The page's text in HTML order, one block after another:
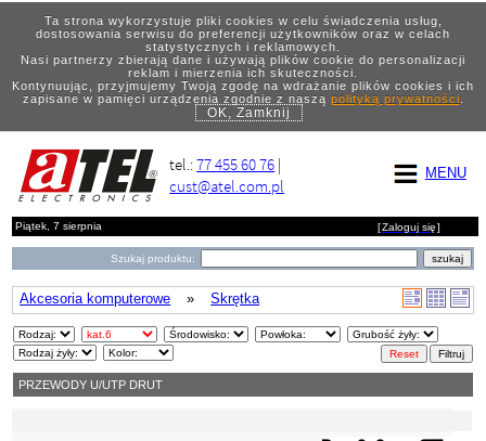
Ta strona wykorzystuje pliki cookies w celu świadczenia usług,
dostosowania serwisu do preferencji użytkowników oraz w celach
statystycznych i reklamowych.
Nasi partnerzy zbierają dane i używają plików cookie do personalizacji
reklam i mierzenia ich skuteczności.
Kontynuując, przyjmujemy Twoją zgodę na wdrażanie plików cookies i ich
zapisane w pamięci urządzenia zgodnie z naszą polityką prywatności.
OK, Zamknij
MENU
tel.:77 455 60 76 |
cust@atel.com.pl
Piątek, 7 sierpnia [Zaloguj się]
Szukaj produktu:
Akcesoria komputerowe » Skrętka
PRZEWODY U/UTP DRUT